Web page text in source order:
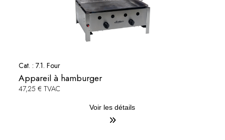
Cat. : 7.1. Four
Appareil à hamburger
47,25 € TVAC
Voir les détails